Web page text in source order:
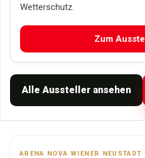
Wetterschutz.
Zum
Alle Aussteller ansehen
ARENA NOVA WIENER NEUSTADT